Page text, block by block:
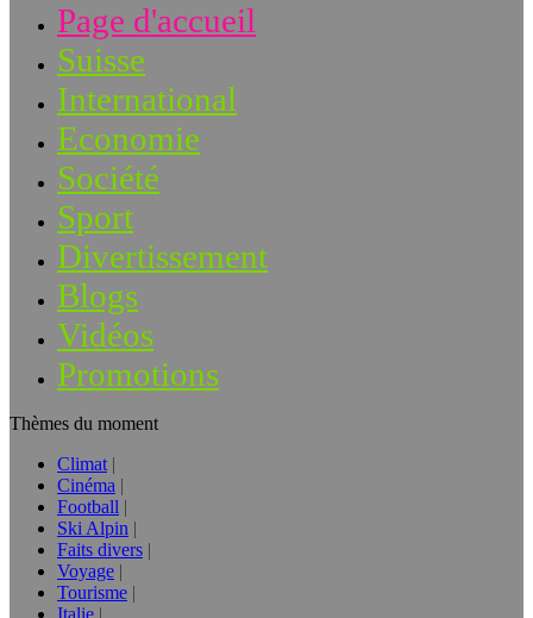
Page d'accueil
Suisse
International
Economie
Société
Sport
Divertissement
Blogs
Vidéos
Promotions
Thèmes du moment
Climat
Cinéma
Football
Ski Alpin
Faits divers
Voyage
Tourisme
Italie